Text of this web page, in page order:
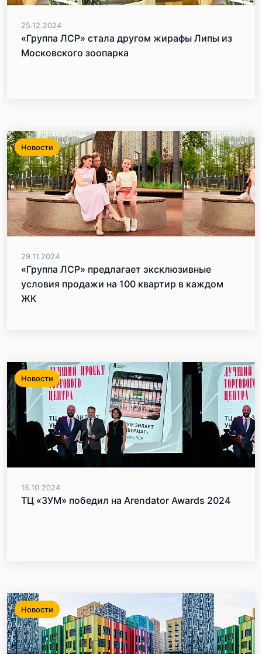
25.12.2024
«Группа ЛСР» стала другом жирафы Липы из
Московского зоопарка
Новости
29.11.2024
«Группа ЛСР» предлагает эксклюзивные
условия продажи на 100 квартир в каждом
ЖК
Новости
15.10.2024
ТЦ «ЗУМ» победил на Arendator Awards 2024
Новости